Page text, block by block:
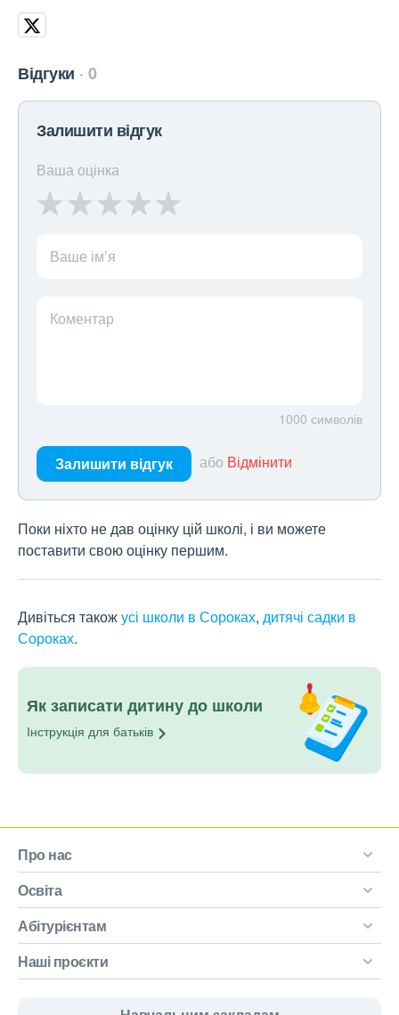
Відгуки 0
Залишити відгук
Ваша оцінка
Ваше ім’я
Коментар
1000 символів
Залишити відгук або Відмінити
Поки ніхто не дав оцінку цій школі, і ви можете
поставити свою оцінку першим.
Дивіться такожусі школи в Сороках, дитячі садки в
Сороках.
Як записати дитину до школи
Інструкція для батьків
Про нас
Освіта
Абітурієнтам
Наші проєкти